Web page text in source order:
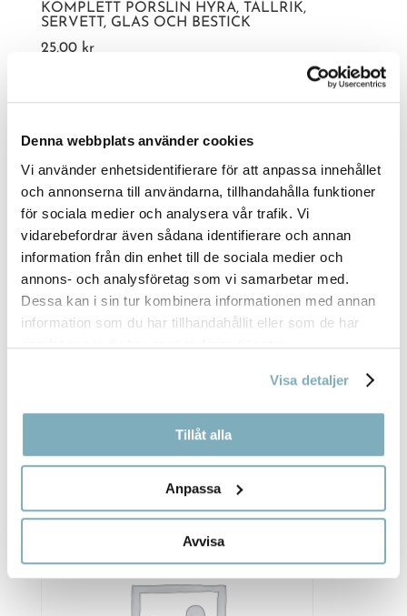
Denna webbplats använder cookies
Vi använder enhetsidentifierare för att anpassa innehållet
och annonserna till användarna, tillhandahålla funktioner
för sociala medier och analysera vår trafik. Vi
vidarebefordrar även sådana identifierare och annan
information från din enhet till de sociala medier och
annons- och analysföretag som vi samarbetar med.
Dessa kan i sin tur kombinera informationen med annan
information som du har tillhandahållit eller som de har
samlat in när du har använt deras tjänster.
Visa detaljer
Tillåt alla
Anpassa
Avvisa
KOMPLETT PORSLIN HYRA, TALLRIK,
SERVETT, GLAS OCH BESTICK
25,00 kr
BRYGGKAFFE OCH TE SERVERAS MED